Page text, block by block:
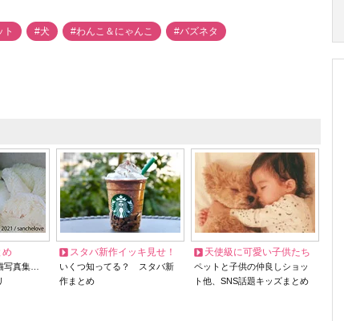
ト #犬 #わんこ＆にゃんこ #バズネタ
め
写真集…
スタバ新作イッキ見せ！
いくつ知ってる？ スタバ新
作まとめ
天使級に可愛い子供たち
ペットと子供の仲良しショッ
ト他、SNS話題キッズまとめ